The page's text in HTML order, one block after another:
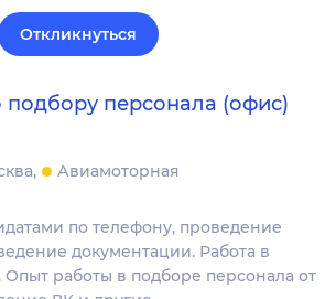
Откликнуться
персонала (офис)
Авиамоторная
по телефону, проведение
документации. Работа в
работы в подборе персонала от